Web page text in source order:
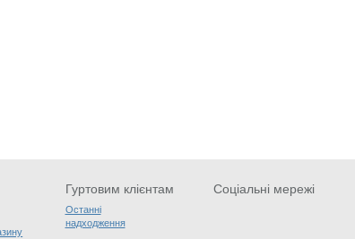
Гуртовим клієнтам
Останні
надходження
Соціальні мережі